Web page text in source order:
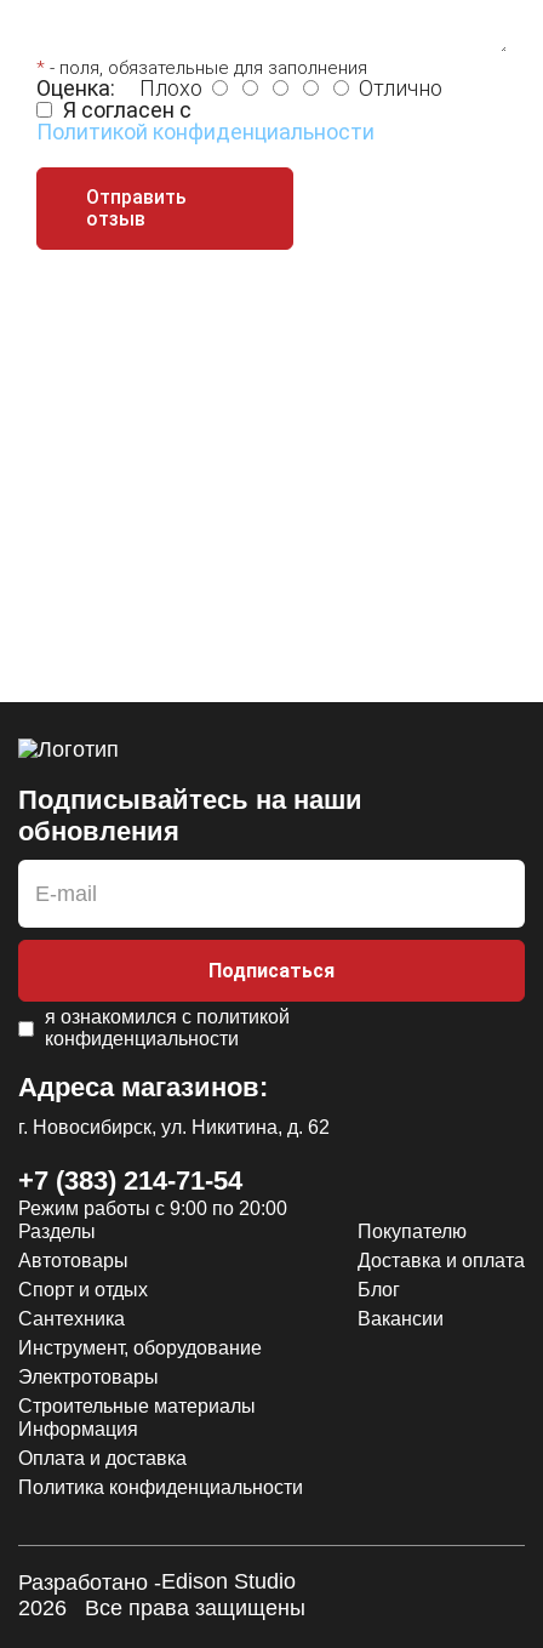
* - поля, обязательные для заполнения
Оценка: Плохо
Отлично
Я согласен с
Политикой конфиденциальности
Отправить
отзыв
Подписывайтесь на наши
обновления
Подписаться
я ознакомился с политикой
конфиденциальности
+7 (383) 214-71-54
Режим работы с 9:00 по 20:00
Адреса магазинов:
г. Новосибирск, ул. Никитина, д. 62
Разделы
Автотовары
Спорт и отдых
Сантехника
Инструмент, оборудование
Электротовары
Строительные материалы
Покупателю
Доставка и оплата
Блог
Вакансии
Информация
Оплата и доставка
Политика конфиденциальности
2026 Все права защищены
Разработано -Edison Studio